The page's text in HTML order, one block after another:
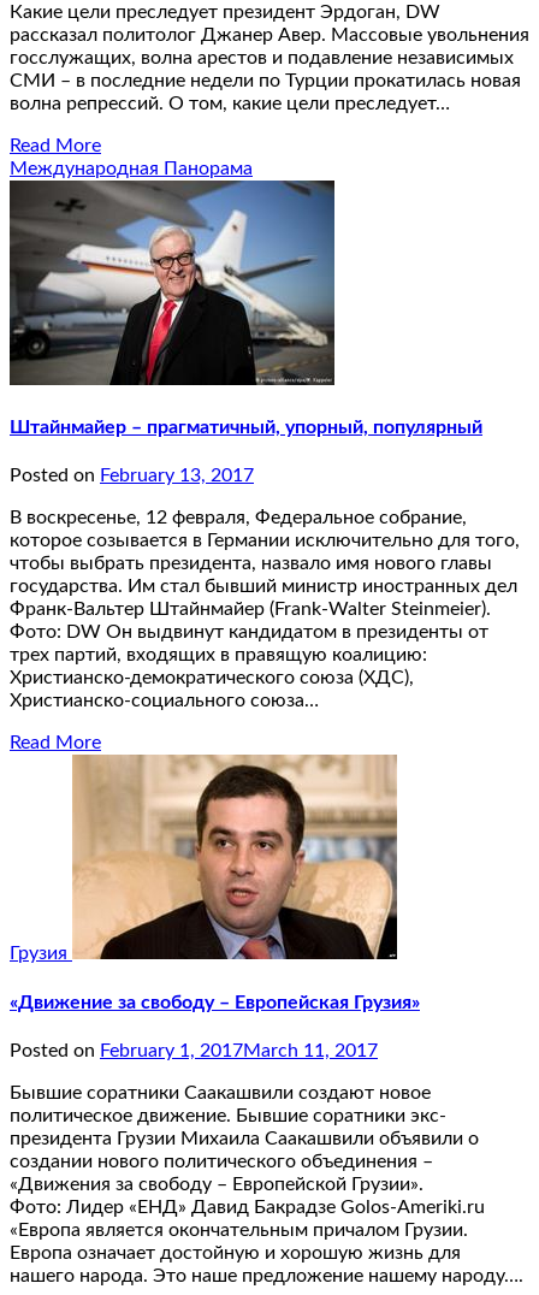
Какие цели преследует президент Эрдоган, DW
рассказал политолог Джанер Авер. Массовые увольнения
госслужащих, волна арестов и подавление независимых
СМИ – в последние недели по Турции прокатилась новая
волна репрессий. О том, какие цели преследует…
Read More
Международная Панорама
Штайнмайер – прагматичный, упорный, популярный
Posted on February 13, 2017
В воскресенье, 12 февраля, Федеральное собрание,
которое созывается в Германии исключительно для того,
чтобы выбрать президента, назвало имя нового главы
государства. Им стал бывший министр иностранных дел
Франк-Вальтер Штайнмайер (Frank-Walter Steinmeier).
Фото: DW Он выдвинут кандидатом в президенты от
трех партий, входящих в правящую коалицию:
Христианско-демократического союза (ХДС),
Христианско-социального союза…
Read More
Грузия
«Движение за свободу – Европейская Грузия»
Posted on February 1, 2017March 11, 2017
Бывшие соратники Саакашвили создают новое
политическое движение. Бывшие соратники экс-
президента Грузии Михаила Саакашвили объявили о
создании нового политического объединения –
«Движения за свободу – Европейской Грузии».
Фото: Лидер «ЕНД» Давид Бакрадзе Golos-Ameriki.ru
«Европа является окончательным причалом Грузии.
Европа означает достойную и хорошую жизнь для
нашего народа. Это наше предложение нашему народу….